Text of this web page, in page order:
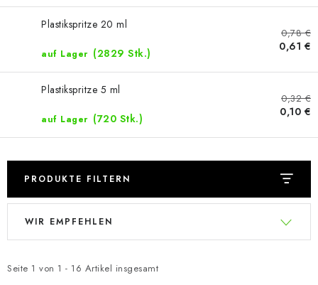
Kontakt
Datenschutzerklärung
Plastikspritze 20 ml
auf Lager (2829 Stk.)
0,78 €
0,61 €
Plastikspritze 5 ml
auf Lager (720 Stk.)
0,32 €
0,10 €
PRODUKTE FILTERN
L
t
Seite 1 von 1 - 16 Artikel insgesamt
P
d
WIR EMPFEHLEN